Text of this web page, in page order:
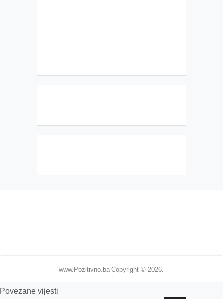
www.Pozitivno.ba Copyright © 2026.
Povezane vijesti